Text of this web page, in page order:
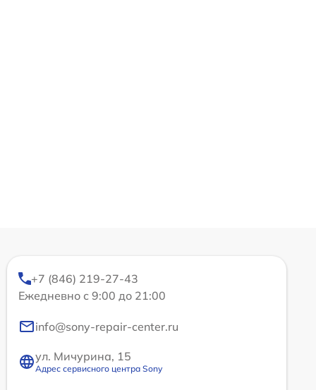
+7 (846) 219-27-43
Ежедневно с 9:00 до 21:00
info@sony-repair-center.ru
ул. Мичурина, 15
Адрес сервисного центра Sony